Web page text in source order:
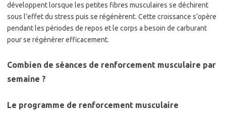
développent lorsque les petites fibres musculaires se déchirent
sous l’effet du stress puis se régénèrent. Cette croissance s’opère
pendant les périodes de repos et le corps a besoin de carburant
pour se régénérer efficacement.
Combien de séances de renforcement musculaire par
semaine ?
Le programme de renforcement musculaire